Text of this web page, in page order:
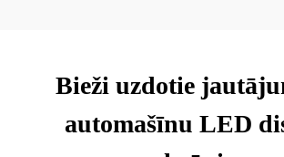
Bieži uzdotie
automašīnu LED